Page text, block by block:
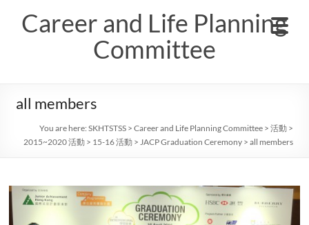
contentCareer and Life Planning
Committee
all members
You are here:SKHTSTSS >Career and Life Planning Committee >活動 >
2015~2020 活動 > 15-16 活動 >JACP Graduation Ceremony >all members